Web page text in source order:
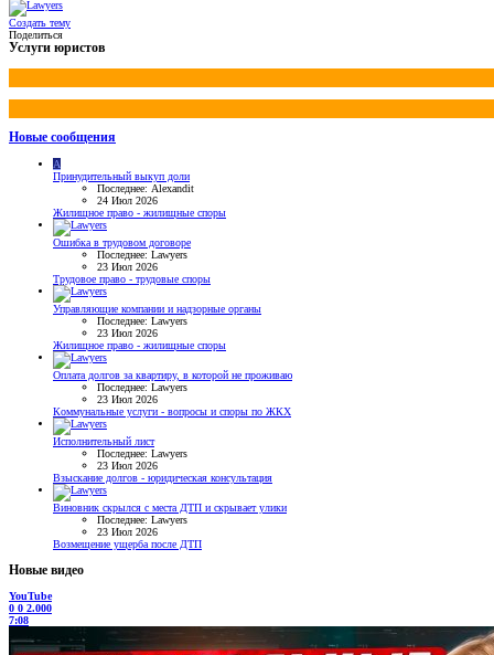
Создать тему
Поделиться
Услуги юристов
Новые сообщения
A
Принудительный выкуп доли
Последнее: Alexandit
24 Июл 2026
Жилищное право - жилищные споры
Ошибка в трудовом договоре
Последнее: Lawyers
23 Июл 2026
Трудовое право - трудовые споры
Управляющие компании и надзорные органы
Последнее: Lawyers
23 Июл 2026
Жилищное право - жилищные споры
Оплата долгов за квартиру, в которой не проживаю
Последнее: Lawyers
23 Июл 2026
Коммунальные услуги - вопросы и споры по ЖКХ
Исполнительный лист
Последнее: Lawyers
23 Июл 2026
Взыскание долгов - юридическая консультация
Виновник скрылся с места ДТП и скрывает улики
Последнее: Lawyers
23 Июл 2026
Возмещение ущерба после ДТП
Новые видео
YouTube
0 0 2.000
7:08